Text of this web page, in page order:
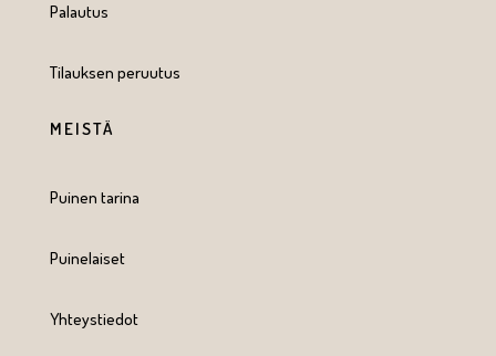
Palautus
Tilauksen peruutus
MEISTÄ
Puinen tarina
Puinelaiset
Yhteystiedot